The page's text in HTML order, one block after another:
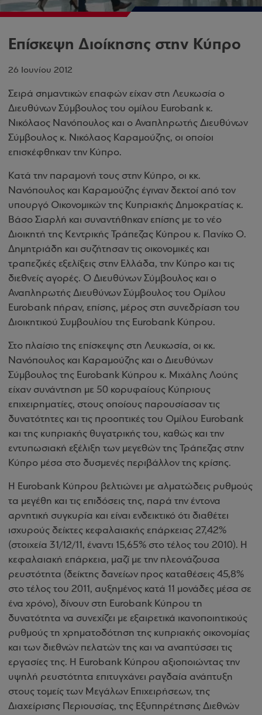
Επίσκεψη Διοίκησης στην Κύπρο
26 Ιουνίου 2012
Σειρά σημαντικών επαφών είχαν στη Λευκωσία ο
Διευθύνων Σύμβουλος του ομίλου Eurobank κ.
Νικόλαος Νανόπουλος και ο Αναπληρωτής Διευθύνων
Σύμβουλος κ. Νικόλαος Καραμούζης, οι οποίοι
επισκέφθηκαν την Κύπρο.
Κατά την παραμονή τους στην Κύπρο, οι κκ.
Νανόπουλος και Καραμούζης έγιναν δεκτοί από τον
υπουργό Οικονομικών της Κυπριακής Δημοκρατίας κ.
Βάσο Σιαρλή και συναντήθηκαν επίσης με το νέο
Διοικητή της Κεντρικής Τράπεζας Κύπρου κ. Πανίκο Ο.
Δημητριάδη και συζήτησαν τις οικονομικές και
τραπεζικές εξελίξεις στην Ελλάδα, την Κύπρο και τις
διεθνείς αγορές. Ο Διευθύνων Σύμβουλος και ο
Αναπληρωτής Διευθύνων Σύμβουλος του Ομίλου
Eurobank πήραν, επίσης, μέρος στη συνεδρίαση του
Διοικητικού Συμβουλίου της Eurobank Κύπρου.
Στο πλαίσιο της επίσκεψης στη Λευκωσία, οι κκ.
Νανόπουλος και Καραμούζης και ο Διευθύνων
Σύμβουλος της Eurobank Κύπρου κ. Μιχάλης Λούης
είχαν συνάντηση με 50 κορυφαίους Κύπριους
επιχειρηματίες, στους οποίους παρουσίασαν τις
δυνατότητες και τις προοπτικές του Ομίλου Eurobank
και της κυπριακής θυγατρικής του, καθώς και την
εντυπωσιακή εξέλιξη των μεγεθών της Τράπεζας στην
Κύπρο μέσα στο δυσμενές περιβάλλον της κρίσης.
Η Eurobank Κύπρου βελτιώνει με αλματώδεις ρυθμούς
τα μεγέθη και τις επιδόσεις της, παρά την έντονα
αρνητική συγκυρία και είναι ενδεικτικό ότι διαθέτει
ισχυρούς δείκτες κεφαλαιακής επάρκειας 27,42%
(στοιχεία 31/12/11, έναντι 15,65% στο τέλος του 2010). Η
κεφαλαιακή επάρκεια, μαζί με την πλεονάζουσα
ρευστότητα (δείκτης δανείων προς καταθέσεις 45,8%
στο τέλος του 2011, αυξημένος κατά 11 μονάδες μέσα σε
ένα χρόνο), δίνουν στη Eurobank Κύπρου τη
δυνατότητα να συνεχίζει με εξαιρετικά ικανοποιητικούς
ρυθμούς τη χρηματοδότηση της κυπριακής οικονομίας
και των διεθνών πελατών της και να αναπτύσσει τις
εργασίες της. Η Eurobank Κύπρου αξιοποιώντας την
υψηλή ρευστότητα επιτυγχάνει ραγδαία ανάπτυξη
στους τομείς των Μεγάλων Επιχειρήσεων, της
Διαχείρισης Περιουσίας, της Εξυπηρέτησης Διεθνών